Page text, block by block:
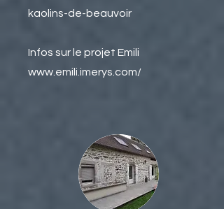
kaolins-de-beauvoir
Infos sur le projet Emili
www.emili.imerys.com/